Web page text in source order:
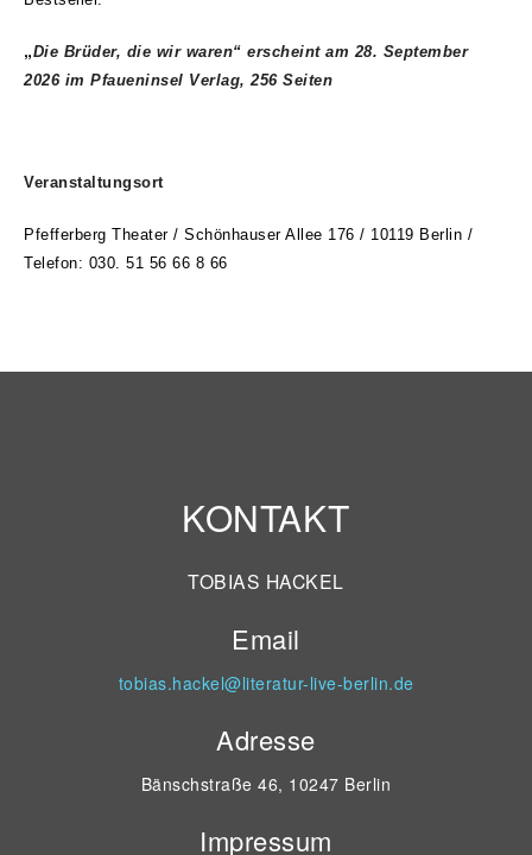
„Die Brüder, die wir waren“ erscheint am 28. September
2026 im Pfaueninsel Verlag, 256 Seiten
Veranstaltungsort
Pfefferberg Theater / Schönhauser Allee 176 / 10119 Berlin /
Telefon: 030. 51 56 66 8 66
KONTAKT
TOBIAS HACKEL
Email
tobias.hackel@literatur-live-berlin.de
Adresse
Bänschstraße 46, 10247 Berlin
Impressum